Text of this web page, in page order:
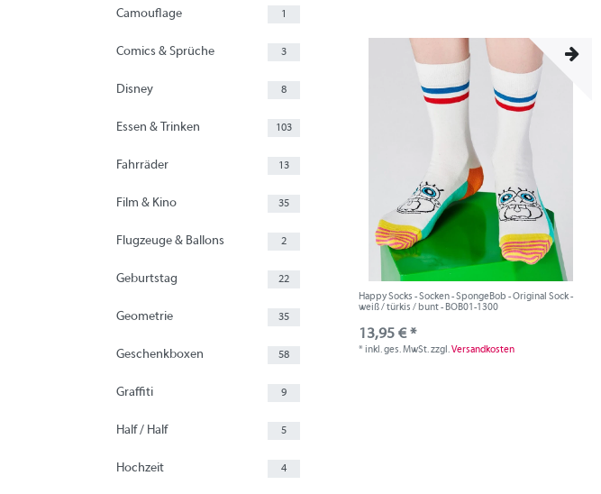
Camouflage 1
Comics & Sprüche 3
Disney 8
Essen & Trinken 103
Fahrräder 13
Film & Kino 35
Flugzeuge & Ballons 2
Geburtstag 22
Geometrie 35
Geschenkboxen 58
Graffiti 9
Half / Half 5
Hochzeit 4
Happy Socks - Socken - SpongeBob - Original Sock -
weiß / türkis / bunt - BOB01-1300
13,95 € *
*inkl. ges. MwSt.zzgl.Versandkosten